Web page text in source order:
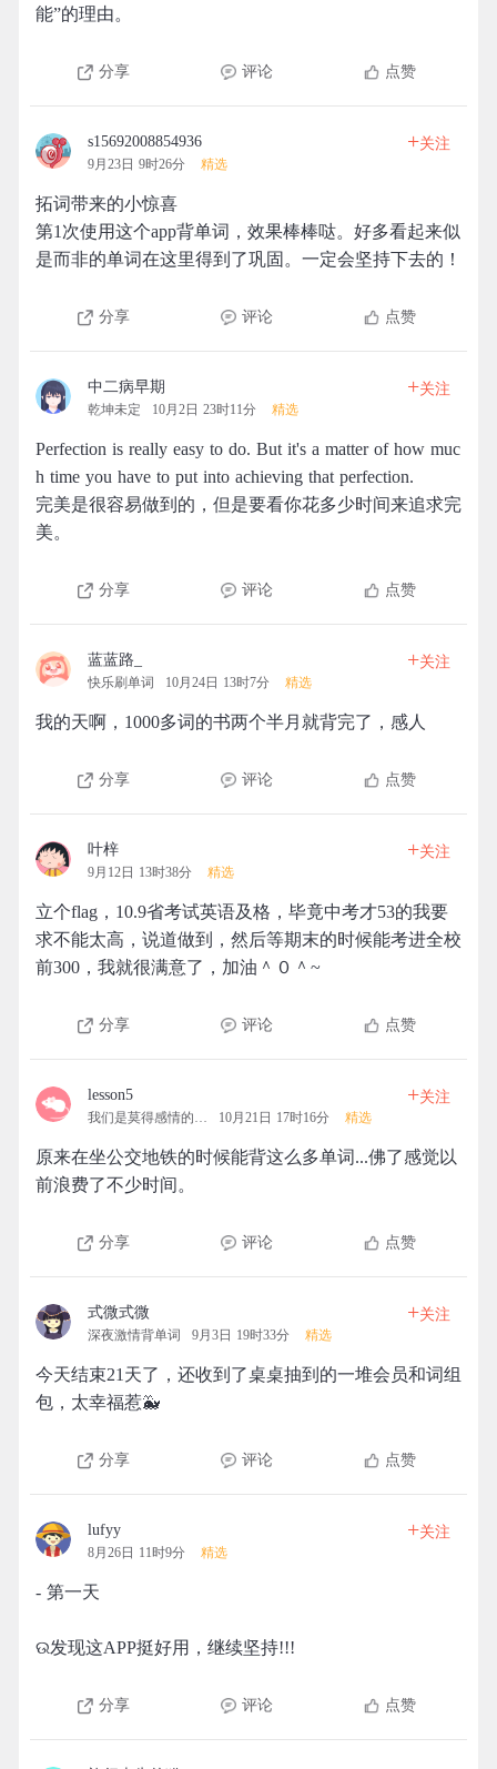
能”的理由。
分享 评论 点赞
s15692008854936
9月23日 9时26分 精选
+关注
拓词带来的小惊喜
第1次使用这个app背单词，效果棒棒哒。好多看起来似
是而非的单词在这里得到了巩固。一定会坚持下去的！
分享 评论 点赞
中二病早期
乾坤未定 10月2日 23时11分 精选
+关注
Perfection is really easy to do. But it's a matter of how muc
h time you have to put into achieving that perfection.
完美是很容易做到的，但是要看你花多少时间来追求完
美。
分享 评论 点赞
蓝蓝路_
快乐刷单词 10月24日 13时7分 精选
+关注
我的天啊，1000多词的书两个半月就背完了，感人
分享 评论 点赞
叶梓
9月12日 13时38分 精选
+关注
立个flag，10.9省考试英语及格，毕竟中考才53的我要
求不能太高，说道做到，然后等期末的时候能考进全校
前300，我就很满意了，加油＾０＾~
分享 评论 点赞
lesson5
我们是莫得感情的机器 10月21日 17时16分 精选
+关注
原来在坐公交地铁的时候能背这么多单词...佛了感觉以
前浪费了不少时间。
分享 评论 点赞
式微式微
深夜激情背单词 9月3日 19时33分 精选
+关注
今天结束21天了，还收到了桌桌抽到的一堆会员和词组
包，太幸福惹🐳
分享 评论 点赞
lufyy
8月26日 11时9分 精选
+关注
- 第一天
ଉ发现这APP挺好用，继续坚持!!!
分享 评论 点赞